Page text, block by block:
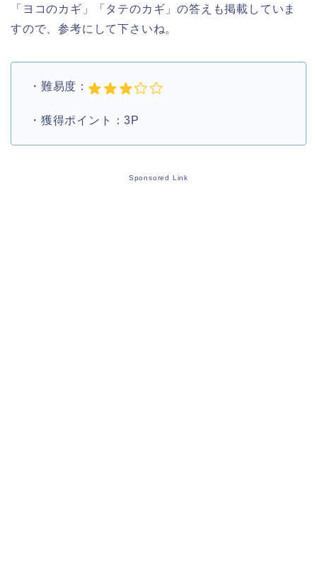
「ヨコのカギ」「タテのカギ」の答えも掲載していま
すので、参考にして下さいね。
・難易度：
・獲得ポイント：3P
Sponsored Link